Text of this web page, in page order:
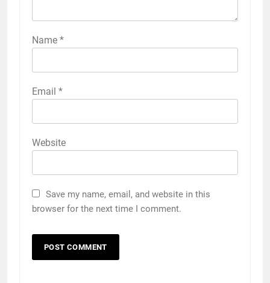
Name *
Email *
Website
Save my name, email, and website in this
browser for the next time I comment.